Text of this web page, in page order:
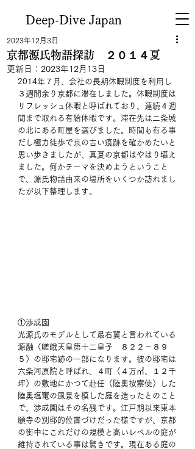
Deep-Dive Japan
京都源氏物語探訪 ２０１４夏
2023年12月3日
更新日： 2023年12月13日
2014年７月、会社の長期休暇制度を利用し
３週間余り京都に滞在しました。休暇制度は
リフレッシュ休暇と呼ばれており、連続４週
間まで取れる有給休暇です。滞在先は二条城
の北にある町屋を選びました。時間も有る事
だし極力徒歩で京の古い痕跡を確かめたいと
思い歩きましたが、真夏の京都はやはり堪え
ました。何かテーマを決めようということ
で、源氏物語由来の場所をいくつか訪れまし
たが以下整理します。
①渉成園
光源氏のモデルとして最右翼と言われている
源融（嵯峨天皇第十二皇子　８２２－８９
５）の邸宅跡の一部になります。彼の邸宅は
六条河原院と呼ばれ、４町（４万㎡、１２千
坪）の敷地にかつて赴任（陸奥按察使）した
陸奥塩竃の風景を模した庭を造ったとのこと
で、渉成園はその名残です。江戸期以来東本
願寺の別邸的位置づけだった様ですが、京都
の街中にこれだけの規模と高いレベルの庭が
維持されている事は驚きです。現在ある庭の